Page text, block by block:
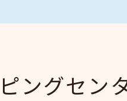
ングセン